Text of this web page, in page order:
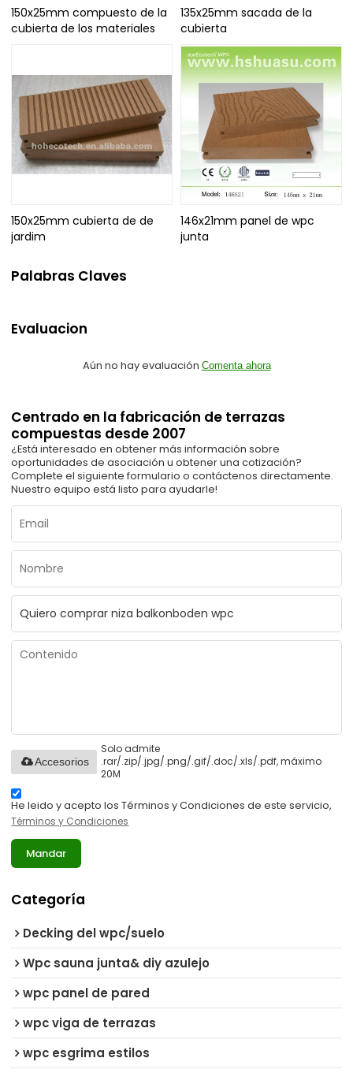
150x25mm compuesto de la
cubierta de los materiales
135x25mm sacada de la
cubierta
150x25mm cubierta de de
jardim
146x21mm panel de wpc
junta
Palabras Claves
Evaluacion
Aún no hay evaluación Comenta ahora
Centrado en la fabricación de terrazas
compuestas desde 2007
¿Está interesado en obtener más información sobre
oportunidades de asociación u obtener una cotización?
Complete el siguiente formulario o contáctenos directamente.
Nuestro equipo está listo para ayudarle!
Solo admite
.rar/.zip/.jpg/.png/.gif/.doc/.xls/.pdf, máximo
20M
Accesorios
He leido y acepto los Términos y Condiciones de este servicio,
Términos y Condiciones
Mandar
Categoría
Decking del wpc/suelo
Wpc sauna junta& diy azulejo
wpc panel de pared
wpc viga de terrazas
wpc esgrima estilos